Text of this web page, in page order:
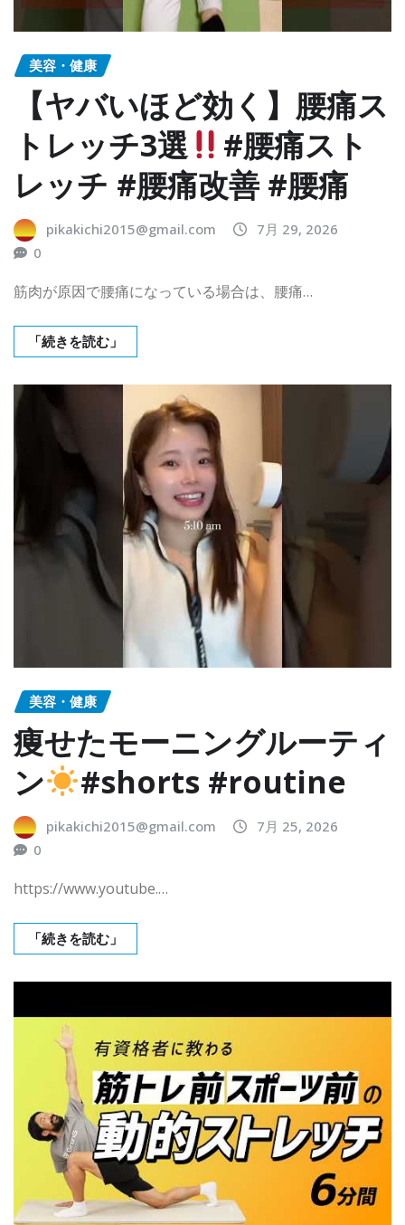
美容・健康
【ヤバいほど効く】腰痛ス
トレッチ3選
#腰痛スト
レッチ #腰痛改善 #腰痛
pikakichi2015@gmail.com
7月 29, 2026
0
筋肉が原因で腰痛になっている場合は、腰痛…
「続きを読む」
美容・健康
痩せたモーニングルーティ
ン
#shorts #routine
pikakichi2015@gmail.com
7月 25, 2026
0
https://www.youtube.…
「続きを読む」